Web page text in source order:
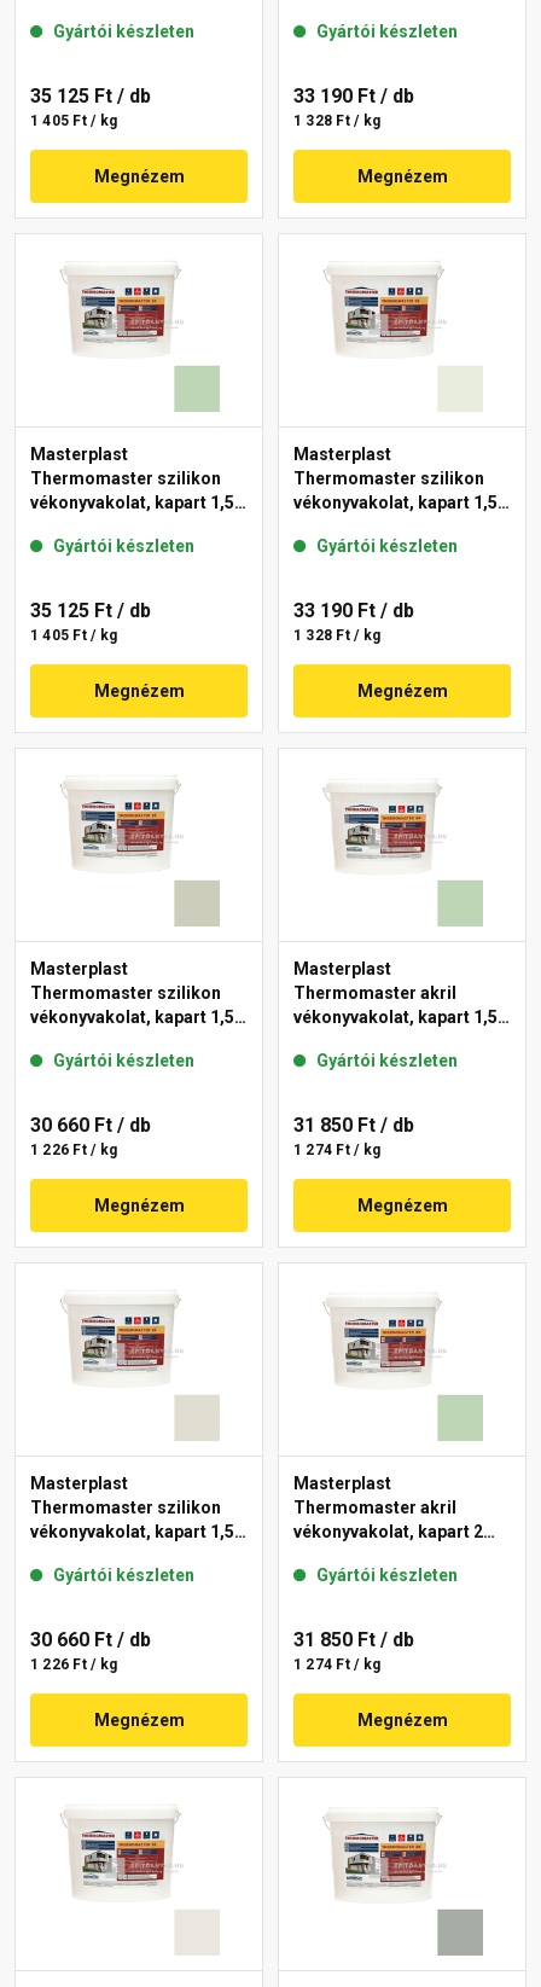
Gyártói készleten
35 125 Ft / db
1 405 Ft / kg
Megnézem
Gyártói készleten
33 190 Ft / db
1 328 Ft / kg
Megnézem
Masterplast
Thermomaster szilikon
vékonyvakolat, kapart 1,5
Gyártói készleten
35 125 Ft / db
1 405 Ft / kg
Megnézem
Masterplast
Thermomaster szilikon
vékonyvakolat, kapart 1,5
Gyártói készleten
33 190 Ft / db
1 328 Ft / kg
Megnézem
Masterplast
Thermomaster szilikon
vékonyvakolat, kapart 1,5
Gyártói készleten
30 660 Ft / db
1 226 Ft / kg
Megnézem
Masterplast
Thermomaster akril
vékonyvakolat, kapart 1,5
Gyártói készleten
31 850 Ft / db
1 274 Ft / kg
Megnézem
Masterplast
Thermomaster szilikon
vékonyvakolat, kapart 1,5
Gyártói készleten
30 660 Ft / db
1 226 Ft / kg
Megnézem
Masterplast
Thermomaster akril
vékonyvakolat, kapart 2
Gyártói készleten
31 850 Ft / db
1 274 Ft / kg
Megnézem